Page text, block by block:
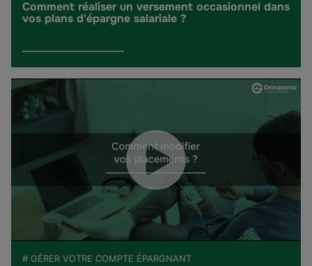
Comment réaliser un versement occasionnel dans
vos plans d'épargne salariale ?
# GÉRER VOTRE COMPTE ÉPARGNANT